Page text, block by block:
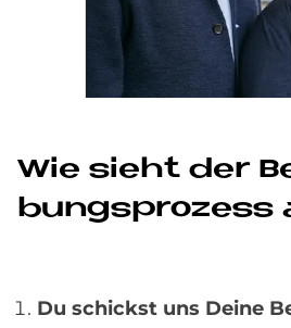
Wie sieht der
bungs­pro­zess
Du schickst uns Deine